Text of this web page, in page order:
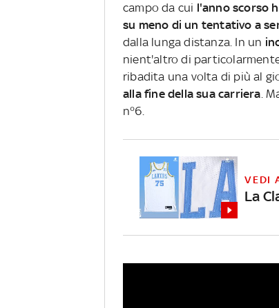
campo da cui l'anno scorso
su meno di un tentativo a
dalla lunga distanza. In un
nient'altro di
ribadita una volta di più al
alla fine della sua carriera.
n°6.
VEDI
La